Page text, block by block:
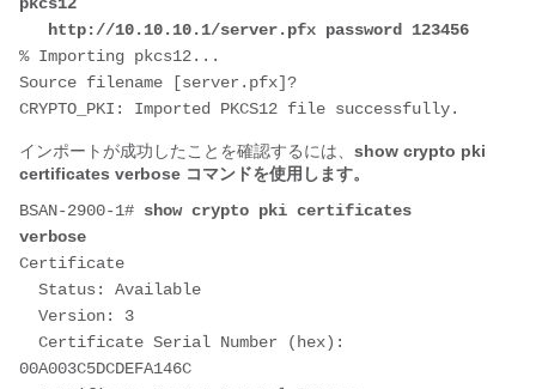
pkcs12
   http://10.10.10.1/server.pfx password 123456
% Importing pkcs12...
Source filename [server.pfx]?
CRYPTO_PKI: Imported PKCS12 file successfully.
インポートが成功したことを確認するには、 show crypto pki
certificates verbose コマンドを使用します。
BSAN-2900-1# show crypto pki certificates
verbose
Certificate
Status: Available
Version: 3
Certificate Serial Number (hex):
00A003C5DCDEFA146C